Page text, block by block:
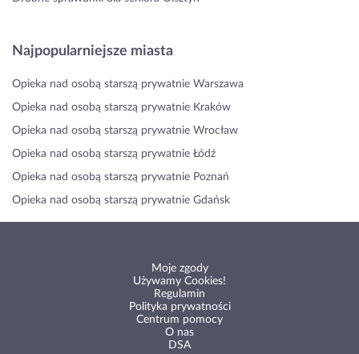
Najpopularniejsze miasta
Opieka nad osobą starszą prywatnie Warszawa
Opieka nad osobą starszą prywatnie Kraków
Opieka nad osobą starszą prywatnie Wrocław
Opieka nad osobą starszą prywatnie Łódź
Opieka nad osobą starszą prywatnie Poznań
Opieka nad osobą starszą prywatnie Gdańsk
Moje zgody
Używamy Cookies!
Regulamin
Polityka prywatności
Centrum pomocy
O nas
DSA